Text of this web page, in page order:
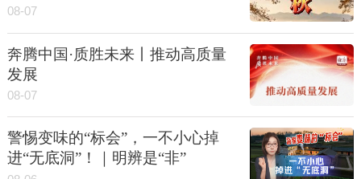
08-07
奔腾中国·质胜未来丨推动高质量
发展
08-07
警惕变味的“标会”，一不小心掉
进“无底洞”！｜明辨是“非”